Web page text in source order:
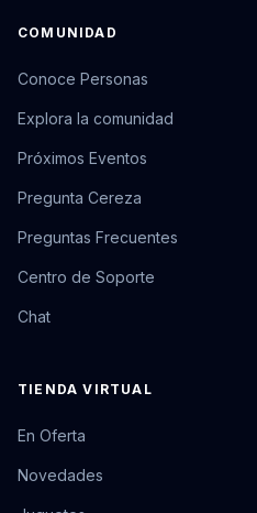
COMUNIDAD
Conoce Personas
Explora la comunidad
Próximos Eventos
Pregunta Cereza
Preguntas Frecuentes
Centro de Soporte
Chat
TIENDA VIRTUAL
En Oferta
Novedades